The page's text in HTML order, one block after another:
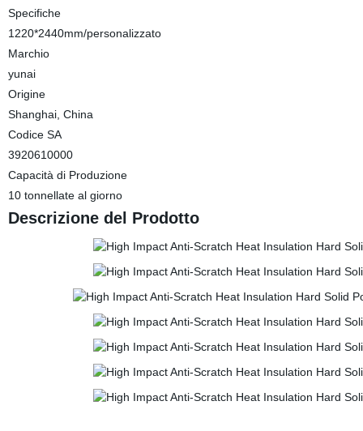
Specifiche
1220*2440mm/personalizzato
Marchio
yunai
Origine
Shanghai, China
Codice SA
3920610000
Capacità di Produzione
10 tonnellate al giorno
Descrizione del Prodotto